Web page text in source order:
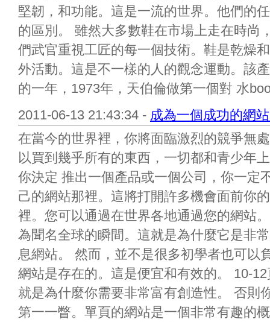
堅韌，和功能。這是一流的世界。他們的
的區別。 雖然大多數鞋在市場上走在時尚
們武官重視工匠的每一個技術。鞋是乾燥
外活動。這是不一樣的人的觀念運動。該
的一年，1973年，天伯倫做第一個對 水
2011-06-13 21:43:34 - 成為一個成功的網
在當今的世界裡，你將面臨激烈的競爭無
以買到幾乎所有的東西，一切都和青少年
你決定 推出一個產品或一個公司，你一定
己的網站那裡。這將打開許多機會面前你
裡。您可以通過在世界各地通過您的網站
為聞名全球的瞬間。這就是為什麼它是非
息網站。 然而，並不是很多初學者也可以
網站是存在的。這是便宜和有效的。 10-
就是為什麼你需要非常富有創造性。 否則
第一一瞥。單頁的網站是一個非常有趣的